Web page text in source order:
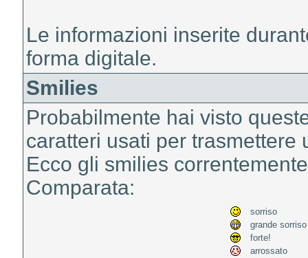
Le informazioni inserite
forma digitale.
Smilies
Probabilmente hai visto
caratteri usati per trasmettere
Ecco gli smilies
Comparata:
sorriso
grande sorriso
forte!
arrossato